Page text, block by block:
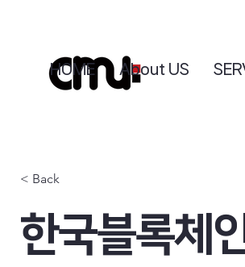
HOME About US
< Back
한국블록체